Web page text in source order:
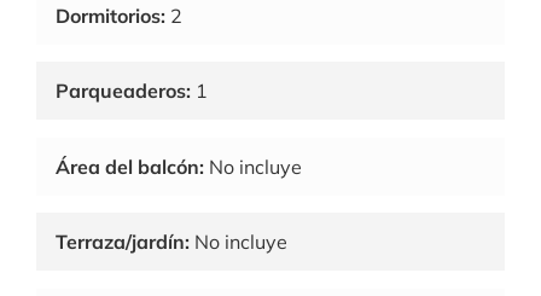
Dormitorios: 2
Parqueaderos: 1
Área del balcón: No incluye
Terraza/jardín: No incluye